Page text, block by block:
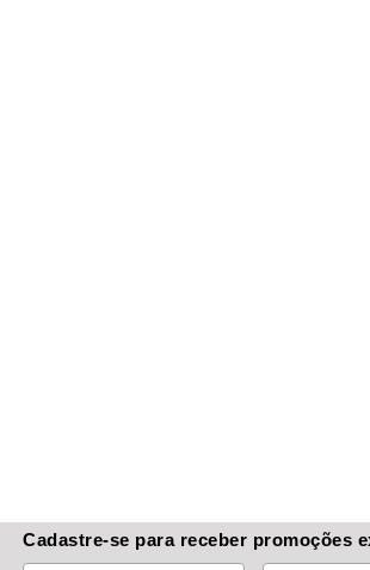
Cadastre-se para receber promoções